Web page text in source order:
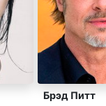
Брэд Питт